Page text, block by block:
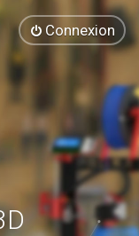
Connexion